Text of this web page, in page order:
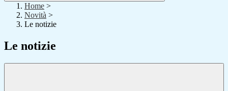
Home >
Novità >
Le notizie
Le notizie